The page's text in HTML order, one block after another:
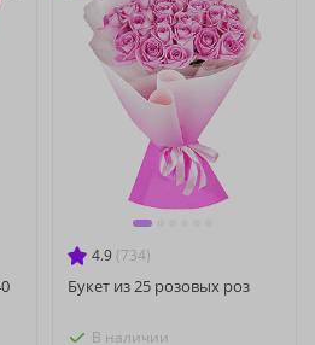
4.9 (734)
Букет из 25 розовых роз
В наличии